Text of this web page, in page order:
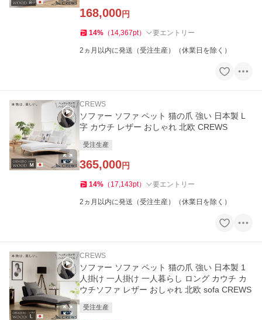
168,000円
14% （ 14,367pt） 要エントリー
2ヵ月以内に発送（受注生産）（休業日を除く）
CREWS
ソファー ソファ ペット 猫の爪 強い 日本製 L
字 カウチ レザー おしゃれ 北欧 CREWS
受注生産
365,000円
14% （ 17,143pt） 要エントリー
2ヵ月以内に発送（受注生産）（休業日を除く）
CREWS
ソファー ソファ ペット 猫の爪 強い 日本製 1
人掛け 一人掛け 一人暮らし ロング カウチ カ
ウチソファ レザー おしゃれ 北欧 sofa CREWS
受注生産